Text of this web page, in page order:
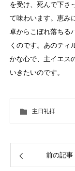
を受け、死んで下さ
て味わいます。恵み
卓からこぼれ落ちる
くのです。あのティ
かな心で、主イエス
いきたいのです。
主日礼拝
前の記事